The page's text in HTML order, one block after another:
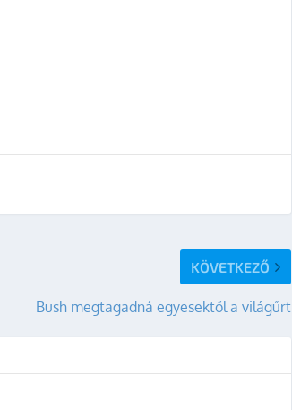
KÖVETKEZŐ
Bush megtagadná egyesektől a világűrt